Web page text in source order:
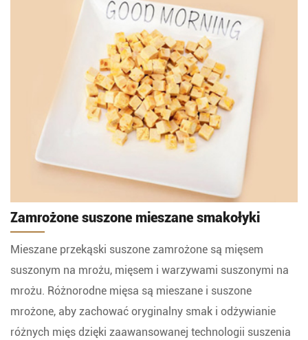
Zamrożone suszone mieszane smakołyki
Mieszane przekąski suszone zamrożone są mięsem
suszonym na mrożu, mięsem i warzywami suszonymi na
mrożu. Różnorodne mięsa są mieszane i suszone
mrożone, aby zachować oryginalny smak i odżywianie
różnych mięs dzięki zaawansowanej technologii suszenia